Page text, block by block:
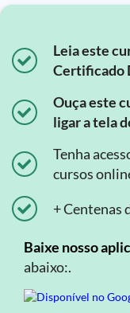
Leia este
Certificado
Ouça este
ligar a tela
Tenha
cursos
+ Centenas
Baixe nosso
abaixo:.